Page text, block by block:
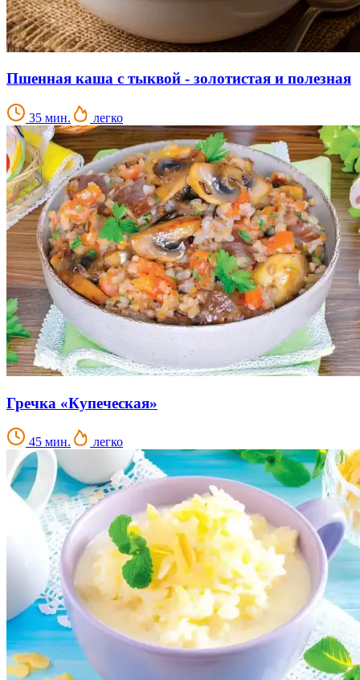
Пшенная каша с тыквой - золотистая и полезная
35 мин. легко
Гречка «Купеческая»
45 мин. легко